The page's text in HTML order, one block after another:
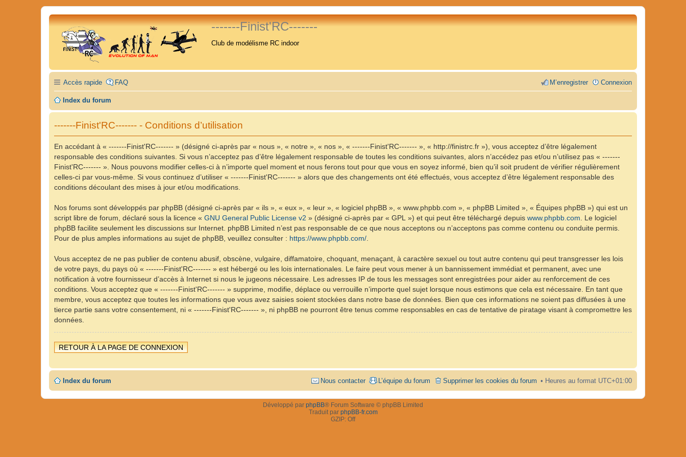
-------Finist'RC-------
Club de modélisme RC indoor
Accès rapide FAQ Connexion
M’enregistrer
Index du forum
-------Finist'RC------- - Conditions d’utilisation
En accédant à « -------Finist'RC------- » (désigné ci-après par « nous », « notre », « nos », « -------Finist'RC------- », « http://finistrc.fr »), vous acceptez d’être légalement
responsable des conditions suivantes. Si vous n’acceptez pas d’être légalement responsable de toutes les conditions suivantes, alors n’accédez pas et/ou n’utilisez pas « -------
Finist'RC------- ». Nous pouvons modifier celles-ci à n’importe quel moment et nous ferons tout pour que vous en soyez informé, bien qu’il soit prudent de vérifier régulièrement
celles-ci par vous-même. Si vous continuez d’utiliser « -------Finist'RC------- » alors que des changements ont été effectués, vous acceptez d’être légalement responsable des
conditions découlant des mises à jour et/ou modifications.
Nos forums sont développés par phpBB (désigné ci-après par « ils », « eux », « leur », « logiciel phpBB », « www.phpbb.com », « phpBB Limited », « Équipes phpBB ») qui est un
script libre de forum, déclaré sous la licence « GNU General Public License v2 » (désigné ci-après par « GPL ») et qui peut être téléchargé depuis www.phpbb.com . Le logiciel
phpBB facilite seulement les discussions sur Internet. phpBB Limited n’est pas responsable de ce que nous acceptons ou n’acceptons pas comme contenu ou conduite permis.
Pour de plus amples informations au sujet de phpBB, veuillez consulter : https://www.phpbb.com/
Vous acceptez de ne pas publier de contenu abusif, obscène, vulgaire, diffamatoire, choquant, menaçant, à caractère sexuel ou tout autre contenu qui peut transgresser les lois
de votre pays, du pays où « -------Finist'RC------- » est hébergé ou les lois internationales. Le faire peut vous mener à un bannissement immédiat et permanent, avec une
notification à votre fournisseur d’accès à Internet si nous le jugeons nécessaire. Les adresses IP de tous les messages sont enregistrées pour aider au renforcement de ces
conditions. Vous acceptez que « -------Finist'RC------- » supprime, modifie, déplace ou verrouille n’importe quel sujet lorsque nous estimons que cela est nécessaire. En tant que
membre, vous acceptez que toutes les informations que vous avez saisies soient stockées dans notre base de données. Bien que ces informations ne soient pas diffusées à une
tierce partie sans votre consentement, ni « -------Finist'RC------- », ni phpBB ne pourront être tenus comme responsables en cas de tentative de piratage visant à compromettre les
données.
RETOUR À LA PAGE DE CONNEXION
Index du forum Heures au format UTC+01:00
Supprimer les cookies du forum
L’équipe du forum
Nous contacter
Développé par phpBB® Forum Software © phpBB Limited
Traduit par phpBB-fr.com
GZIP: Off